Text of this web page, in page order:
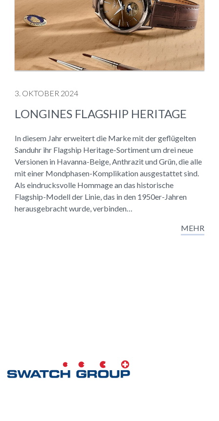
3. OKTOBER 2024
LONGINES FLAGSHIP HERITAGE
In diesem Jahr erweitert die Marke mit der geflügelten
Sanduhr ihr Flagship Heritage-Sortiment um drei neue
Versionen in Havanna-Beige, Anthrazit und Grün, die alle
mit einer Mondphasen-Komplikation ausgestattet sind.
Als eindrucksvolle Hommage an das historische
Flagship-Modell der Linie, das in den 1950er-Jahren
herausgebracht wurde, verbinden…
MEHR